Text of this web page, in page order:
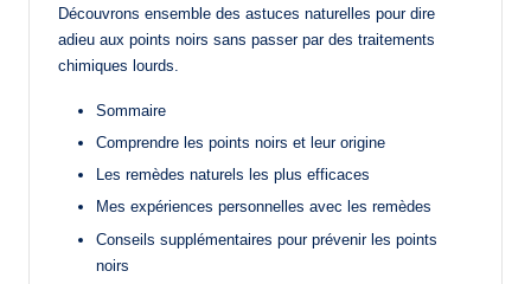
Découvrons ensemble des astuces naturelles pour dire
adieu aux points noirs sans passer par des traitements
chimiques lourds.
Sommaire
Comprendre les points noirs et leur origine
Les remèdes naturels les plus efficaces
Mes expériences personnelles avec les remèdes
Conseils supplémentaires pour prévenir les points
noirs